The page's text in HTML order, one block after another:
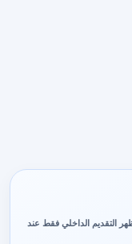
التقديم الداخلي فقط عند